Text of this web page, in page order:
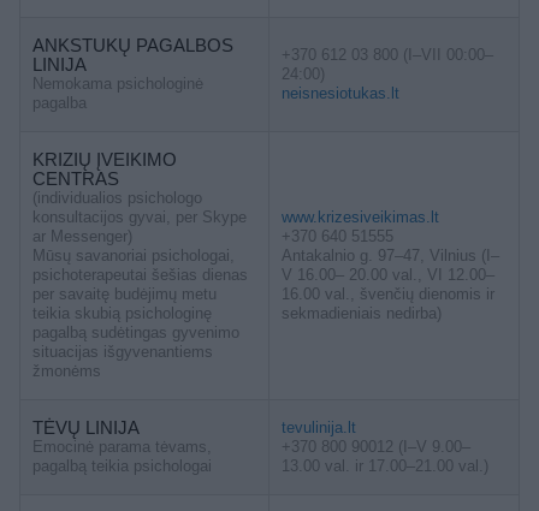
ANKSTUKŲ PAGALBOS
LINIJA
Nemokama psichologinė
pagalba
+370 612 03 800 (I–VII 00:00–
24:00)
neisnesiotukas.lt
KRIZIŲ ĮVEIKIMO
CENTRAS
(individualios psichologo
konsultacijos gyvai, per Skype
ar Messenger)
Mūsų savanoriai psichologai,
psichoterapeutai šešias dienas
per savaitę budėjimų metu
teikia skubią psichologinę
pagalbą sudėtingas gyvenimo
situacijas išgyvenantiems
žmonėms
www.krizesiveikimas.lt
+370 640 51555
Antakalnio g. 97–47, Vilnius (I–
V 16.00– 20.00 val., VI 12.00–
16.00 val., švenčių dienomis ir
sekmadieniais nedirba)
TĖVŲ LINIJA
Emocinė parama tėvams,
pagalbą teikia psichologai
tevulinija.lt
+370 800 90012 (I–V 9.00–
13.00 val. ir 17.00–21.00 val.)